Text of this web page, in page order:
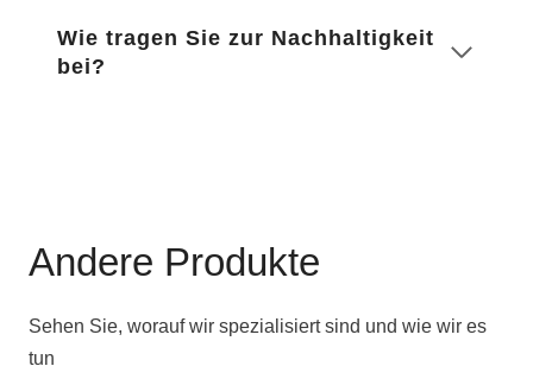
Wie tragen Sie zur Nachhaltigkeit
bei?
Andere Produkte
Sehen Sie, worauf wir spezialisiert sind und wie wir es
tun